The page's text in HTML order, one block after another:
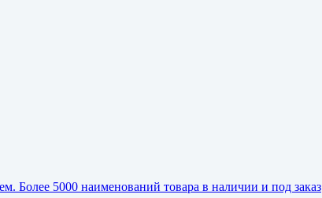
Более 5000 наименований товара в наличии и под заказ